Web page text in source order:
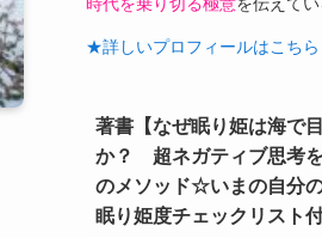
★詳しいプロフィールはこちら
著書【なぜ眠り姫は海で
か？ 超ネガティブ思考
のメソッド☆いまの自分
眠り姫度チェックリスト付